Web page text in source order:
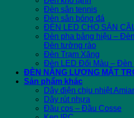
Đèn sân tennis
Đèn sân bóng đá
ĐÈN LED CHO SÂN
Đèn pha bảng hiệu –
Đèn tường rào
Đèn Trạm Xăng
Đèn LED Đổi Màu – Đèn
ĐÈN NĂNG LƯỢNG MẶT
Sản phẩm khác
Dây điện chịu nhiệt
Dây rút nhựa
Đầu cos – Đầu Cosse